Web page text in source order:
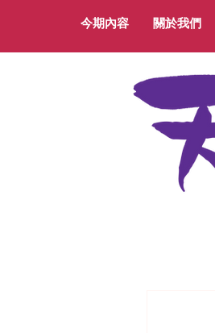
今期內容 關於我們